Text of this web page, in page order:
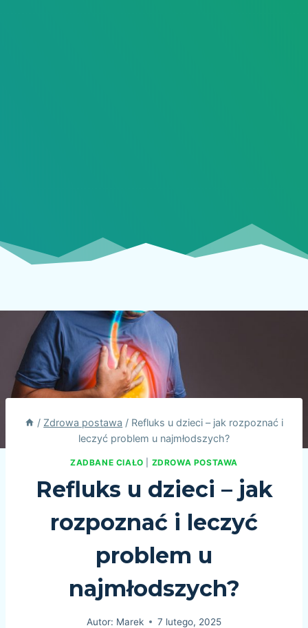
/ Zdrowa postawa / Refluks u dzieci – jak rozpoznać i
leczyć problem u najmłodszych?
ZADBANE CIAŁO ZDROWA POSTAWA
Refluks u dzieci – jak
rozpoznać i leczyć
problem u
najmłodszych?
Autor: Marek 7 lutego, 2025